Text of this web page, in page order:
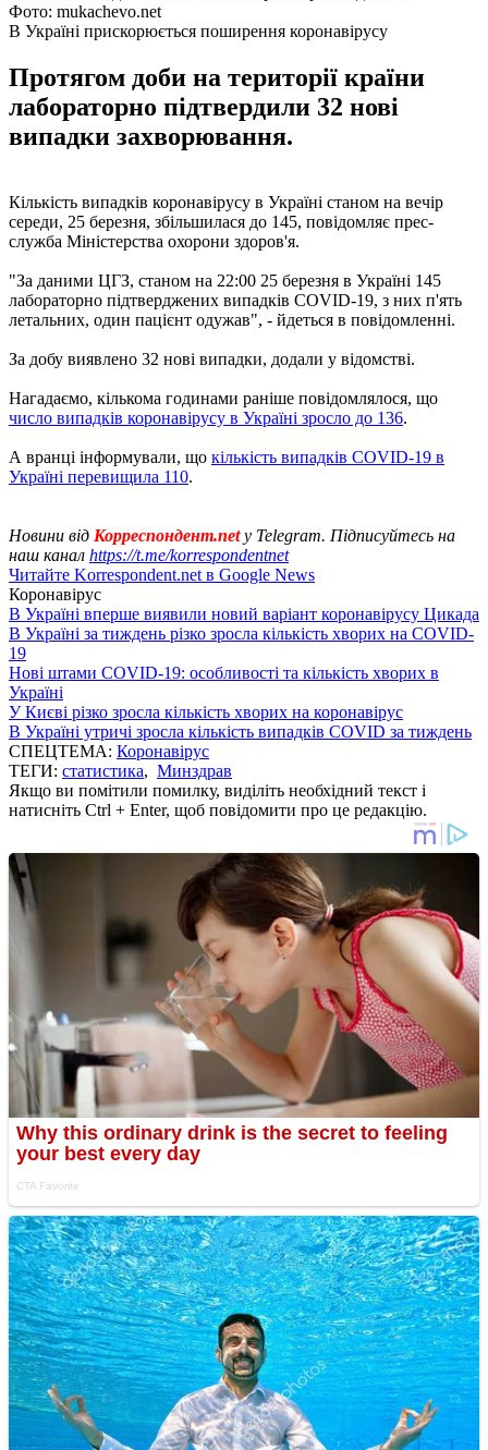
Фото: mukachevo.net
В Україні прискорюється поширення коронавірусу
Протягом доби на території країни
лабораторно підтвердили 32 нові
випадки захворювання.
Кількість випадків коронавірусу в Україні станом на вечір
середи, 25 березня, збільшилася до 145, повідомляє прес-
служба Міністерства охорони здоров'я.
"За даними ЦГЗ, станом на 22:00 25 березня в Україні 145
лабораторно підтверджених випадків COVID-19, з них п'ять
летальних, один пацієнт одужав", - йдеться в повідомленні.
За добу виявлено 32 нові випадки, додали у відомстві.
Нагадаємо, кількома годинами раніше повідомлялося, що
число випадків коронавірусу в Україні зросло до 136.
А вранці інформували, що кількість випадків COVID-19 в
Україні перевищила 110.
Новини від Корреспондент.netу Telegram. Підписуйтесь на
наш канал https://t.me/korrespondentnet
Читайте Korrespondent.net в Google News
Коронавірус
В Україні вперше виявили новий варіант коронавірусу Цикада
В Україні за тиждень різко зросла кількість хворих на COVID-
19
Нові штами COVID-19: особливості та кількість хворих в
Україні
У Києві різко зросла кількість хворих на коронавірус
В Україні утричі зросла кількість випадків COVID за тиждень
СПЕЦТЕМА: Коронавірус
ТЕГИ: статистика, Минздрав
Якщо ви помітили помилку, виділіть необхідний текст і
натисніть Ctrl + Enter, щоб повідомити про це редакцію.